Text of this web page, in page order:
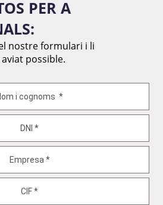
PER A
nostre formulari i li
possible.